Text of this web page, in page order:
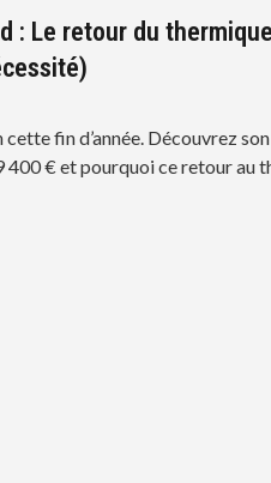
: Le retour du
fin d’année. Découvrez
400 € et pourquoi ce retour au